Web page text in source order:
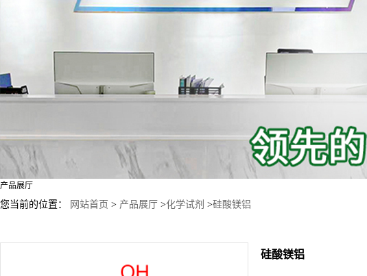
产品展厅
您当前的位置： 网站首页 > 产品展厅 >化学试剂 >硅酸镁铝
硅酸镁铝